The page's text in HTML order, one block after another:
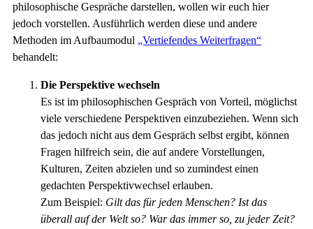
philosophische Gespräche darstellen, wollen wir euch hier
jedoch vorstellen. Ausführlich werden diese und andere
Methoden im Aufbaumodul „Vertiefendes Weiterfragen“
behandelt:
Die Perspektive wechseln
Es ist im philosophischen Gespräch von Vorteil, möglichst
viele verschiedene Perspektiven einzubeziehen. Wenn sich
das jedoch nicht aus dem Gespräch selbst ergibt, können
Fragen hilfreich sein, die auf andere Vorstellungen,
Kulturen, Zeiten abzielen und so zumindest einen
gedachten Perspektivwechsel erlauben.
Zum Beispiel: Gilt das für jeden Menschen? Ist das
überall auf der Welt so? War das immer so, zu jeder Zeit?